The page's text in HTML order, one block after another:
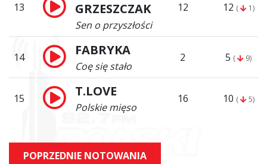
13
GRZESZCZAK
Sen o przyszłości
12 12 ( 1)
14 FABRYKA
Coę się stało
2 5 ( 9)
15 T.LOVE
Polskie mięso
16 10 ( 5)
POPRZEDNIE NOTOWANIA